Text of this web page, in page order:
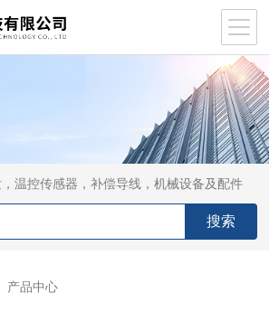
温控传感器，补偿导线，机械设备及配件
产品中心